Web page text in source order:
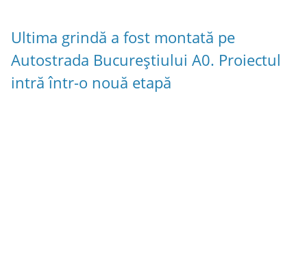
Ultima grindă a fost montată pe
Autostrada Bucureștiului A0. Proiectul
intră într-o nouă etapă